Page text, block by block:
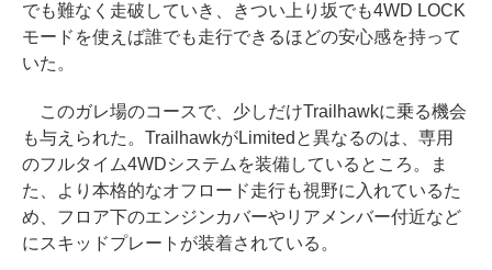
でも難なく走破していき、きつい上り坂でも4WD LOCK
モードを使えば誰でも走行できるほどの安心感を持って
いた。
このガレ場のコースで、少しだけTrailhawkに乗る機会
も与えられた。TrailhawkがLimitedと異なるのは、専用
のフルタイム4WDシステムを装備しているところ。ま
た、より本格的なオフロード走行も視野に入れているた
め、フロア下のエンジンカバーやリアメンバー付近など
にスキッドプレートが装着されている。